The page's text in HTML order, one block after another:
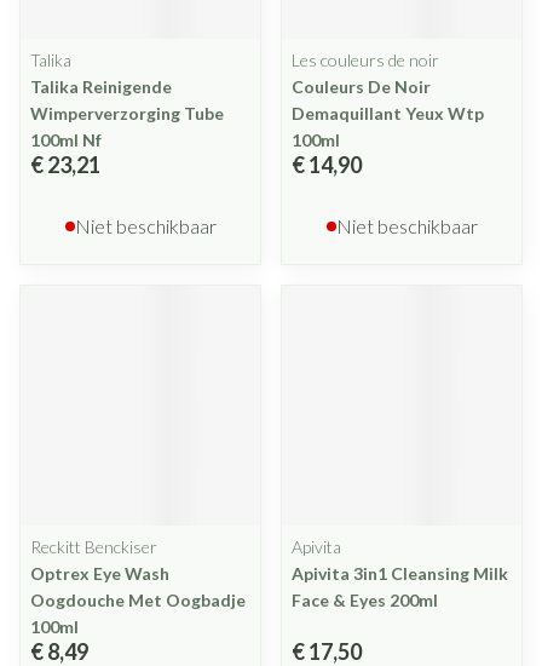
Talika
Talika Reinigende
Wimperverzorging Tube
100ml Nf
€ 23,21
Niet beschikbaar
Les couleurs de noir
Couleurs De Noir
Demaquillant Yeux Wtp
100ml
€ 14,90
Niet beschikbaar
Reckitt Benckiser
Optrex Eye Wash
Oogdouche Met Oogbadje
100ml
€ 8,49
Apivita
Apivita 3in1 Cleansing Milk
Face & Eyes 200ml
€ 17,50